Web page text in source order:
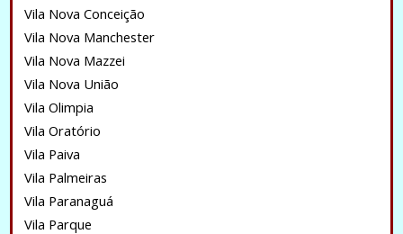
Vila Nova Conceição
Vila Nova Manchester
Vila Nova Mazzei
Vila Nova União
Vila Olimpia
Vila Oratório
Vila Paiva
Vila Palmeiras
Vila Paranaguá
Vila Parque